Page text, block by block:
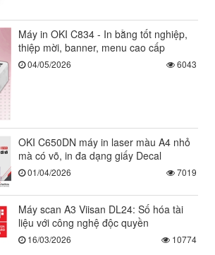
Máy in OKI C834 - In bằng tốt nghiệp,
thiệp mời, banner, menu cao cấp
04/05/2026 6043
OKI C650DN máy in laser màu A4 nhỏ
mà có võ, in đa dạng giấy Decal
01/04/2026 7019
Máy scan A3 Viisan DL24: Số hóa tài
liệu với công nghệ độc quyền
16/03/2026 10774